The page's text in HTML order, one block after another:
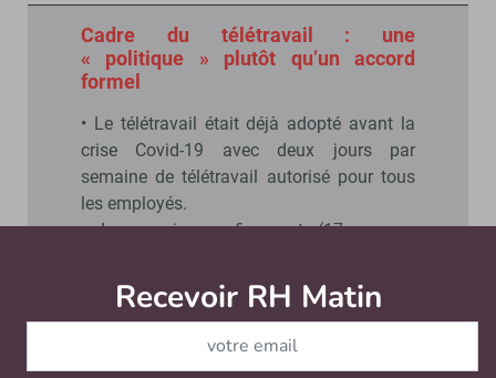
Cadre du télétravail : une
« politique » plutôt qu’un accord
formel
• Le télétravail était déjà adopté avant la
crise Covid-19 avec deux jours par
semaine de télétravail autorisé pour tous
les employés.
• Le premier confinement (17 mars -
qui a basculé à 100 % en travail à
distance.
• A la rentrée de septembre, les salariés ont
Recevoir RH Matin